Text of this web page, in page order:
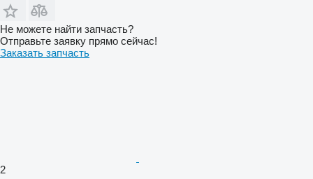
Не можете найти запчасть?
Отправьте заявку прямо сейчас!
Заказать запчасть
2